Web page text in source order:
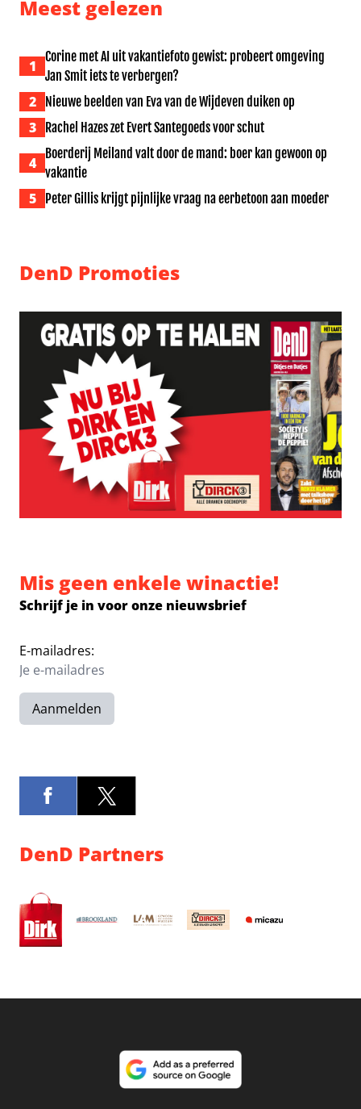
Meest gelezen
1
Corine met AI uit vakantiefoto gewist: probeert omgeving
Jan Smit iets te verbergen?
2 Nieuwe beelden van Eva van de Wijdeven duiken op
3 Rachel Hazes zet Evert Santegoeds voor schut
4
Boerderij Meiland valt door de mand: boer kan gewoon op
vakantie
5 Peter Gillis krijgt pijnlijke vraag na eerbetoon aan moeder
DenD Promoties
Mis geen enkele winactie!
Schrijf je in voor onze nieuwsbrief
E-mailadres:
Aanmelden
DenD Partners